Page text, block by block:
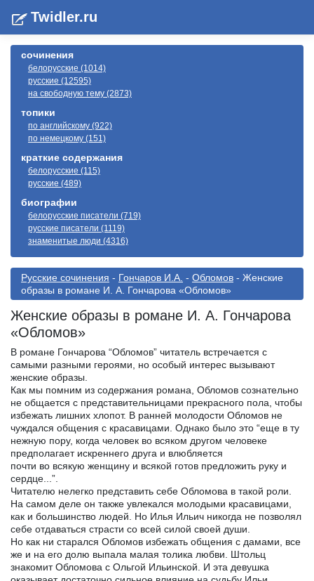
Twidler.ru
сочинения
белорусские (1014)
русские (12595)
на свободную тему (2873)
топики
по английскому (922)
по немецкому (151)
краткие содержания
белорусские (115)
русские (489)
биографии
белорусские писатели (719)
русские писатели (1119)
знаменитые люди (4316)
Русские сочинения - Гончаров И.А. - Обломов - Женские
образы в романе И. А. Гончарова «Обломов»
Женские образы в романе И. А. Гончарова
«Обломов»
В романе Гончарова “Обломов” читатель встречается с
самыми разными героями, но особый интерес вызывают
женские образы.
Как мы помним из содержания романа, Обломов сознательно
не общается с представительницами прекрасного пола, чтобы
избежать лишних хлопот. В ранней молодости Обломов не
чуждался общения с красавицами. Однако было это “еще в ту
нежную пору, когда человек во всяком другом человеке
предполагает искреннего друга и влюбляется
почти во всякую женщину и всякой готов предложить руку и
сердце...”.
Читателю нелегко представить себе Обломова в такой роли.
На самом деле он также увлекался молодыми красавицами,
как и большинство людей. Но Илья Ильич никогда не позволял
себе отдаваться страсти со всей силой своей души.
Но как ни старался Обломов избежать общения с дамами, все
же и на его долю выпала малая толика любви. Штольц
знакомит Обломова с Ольгой Ильинской. И эта девушка